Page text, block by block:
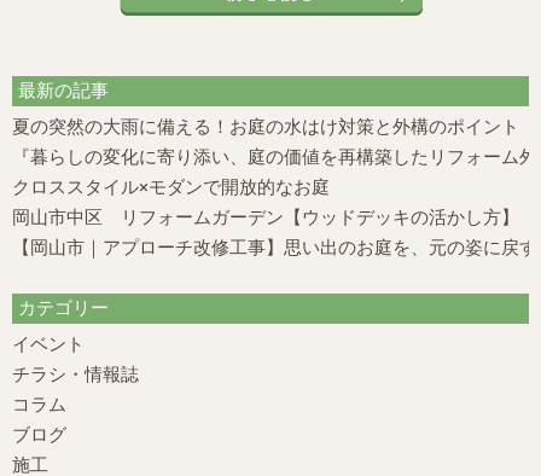
最新の記事
夏の突然の大雨に備える！お庭の水はけ対策と外構のポイント
『暮らしの変化に寄り添い、庭の価値を再構築したリフォーム
クロススタイル×モダンで開放的なお庭
岡山市中区 リフォームガーデン【ウッドデッキの活かし方】
【岡山市｜アプローチ改修工事】思い出のお庭を、元の姿に戻
カテゴリー
イベント
チラシ・情報誌
コラム
ブログ
施工